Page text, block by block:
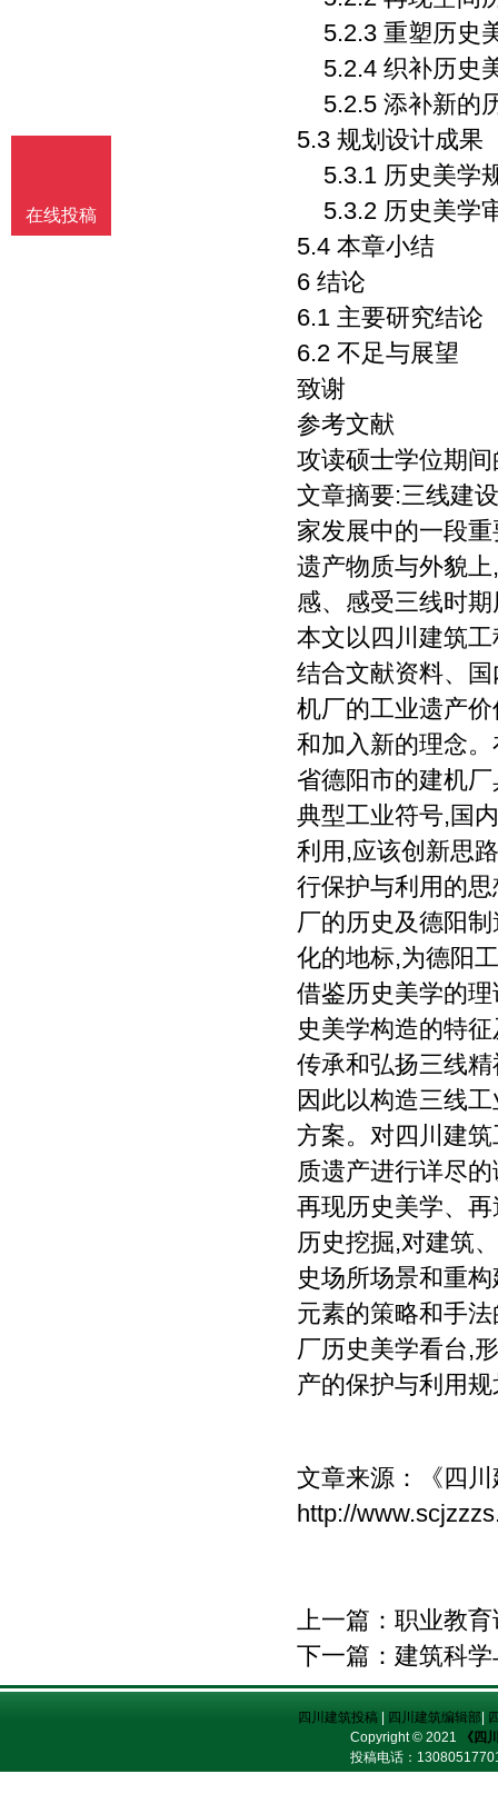
5.2.3 重塑历史
5.2.4 织补历史
5.2.5 添补新的
5.3 规划设计成果
5.3.1 历史美学
5.3.2 历史美学
5.4 本章小结
6 结论
6.1 主要研究结论
6.2 不足与展望
致谢
参考文献
攻读硕士学位期
文章摘要:三线建
家发展中的一段
遗产物质与外貌
感、感受三线时
本文以四川建筑
结合文献资料、
机厂的工业遗产
和加入新的理念
省德阳市的建机
典型工业符号,国
利用,应该创新思
行保护与利用的
厂的历史及德阳
化的地标,为德阳
借鉴历史美学的
史美学构造的特
传承和弘扬三线
因此以构造三线
方案。对四川建
质遗产进行详尽
再现历史美学、
历史挖掘,对建筑
史场所场景和重
元素的策略和手
厂历史美学看台,
产的保护与利用
文章来源：
《四
http://
上一篇： 职业教
下一篇： 建筑科
四川建筑投稿 四川建筑编辑部|
Copyright © 2021
《四
投稿电话：
在线投稿